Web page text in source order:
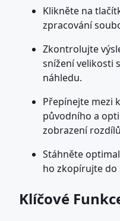
Klikněte na
zpracování
Zkontrolujte
snížení velikosti
náhledu.
Přepínejte mezi
původního a
zobrazení
Stáhněte
ho zkopírujte do
Klíčové